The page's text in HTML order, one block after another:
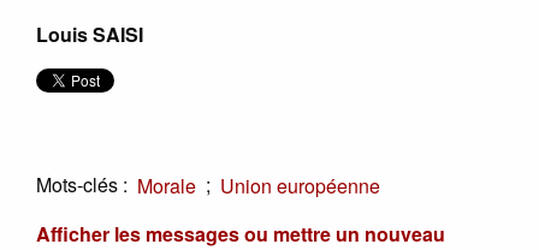
Louis SAISI
Mots-clés : Morale ; Union européenne
Afficher les messages ou mettre un nouveau